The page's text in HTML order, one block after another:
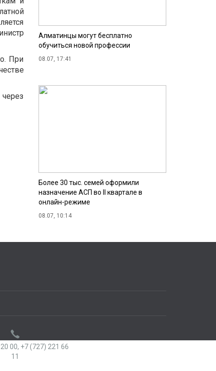
При
Алматинцы могут бесплатно
обучиться новой профессии
08.07, 17:41
Более 30 тыс. семей оформили
назначение АСП во II квартале в
онлайн-режиме
08.07, 10:14
00, +7 (727) 221 66
11